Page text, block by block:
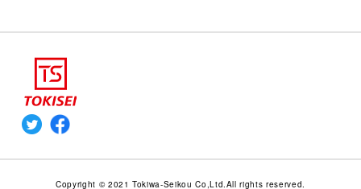
Copyright © 2021 Tokiwa-Seikou Co,Ltd.All rights reserved.